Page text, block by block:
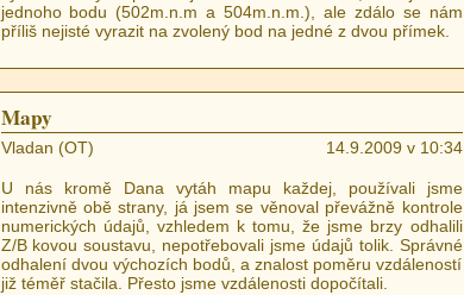
jednoho bodu (502m.n.m a 504m.n.m.), ale zdálo se nám
příliš nejisté vyrazit na zvolený bod na jedné z dvou přímek.
Mapy
Vladan (OT) 14.9.2009 v 10:34
U nás kromě Dana vytáh mapu každej, používali jsme
intenzivně obě strany, já jsem se věnoval převážně kontrole
numerických údajů, vzhledem k tomu, že jsme brzy odhalili
Z/B kovou soustavu, nepotřebovali jsme údajů tolik. Správné
odhalení dvou výchozích bodů, a znalost poměru vzdáleností
již téměř stačila. Přesto jsme vzdálenosti dopočítali.